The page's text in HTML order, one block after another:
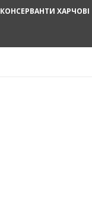
КОНСЕРВАНТИ ХАРЧОВІ